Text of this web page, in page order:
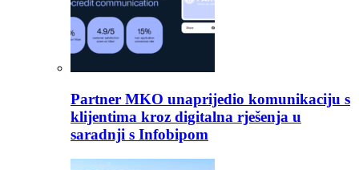
Partner MKO unaprijedio komunikaciju s
klijentima kroz digitalna rješenja u
saradnji s Infobipom